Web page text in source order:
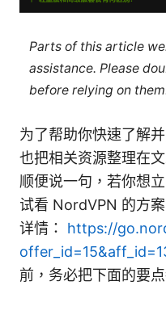
Parts of this article
assistance. Please
before relying on
为了帮助你快速了解
也把相关资源整理在
顺便说一句，若你想
试看 NordVPN 的方
详情： https://
前，务必把下面的要